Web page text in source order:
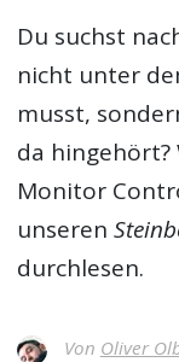
Du suchst
nicht unter
musst,
da hingehört?
Monitor
unseren
durchlesen.
Von Oliver